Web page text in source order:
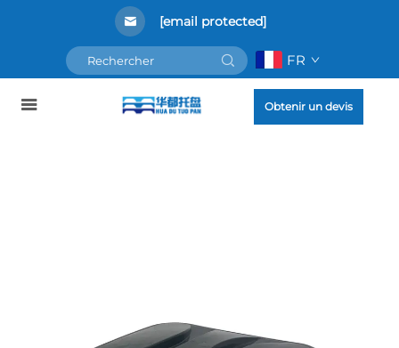
[email protected]
FR
Obtenir un devis